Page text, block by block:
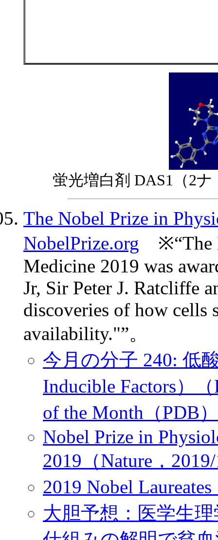
蛍光増白剤 DAS1（2
The Nobel Prize in
NobelPrize.org ※“The
Medicine 2019 was
Jr, Sir Peter J. Ratcliffe
discoveries of how cells
availability."”。
今月の分子 240: 低
Inducible Factors）
of the Month（PDB）
Nobel Prize in
2019（Nature，
2019 Nobel
大胆予想：医学生